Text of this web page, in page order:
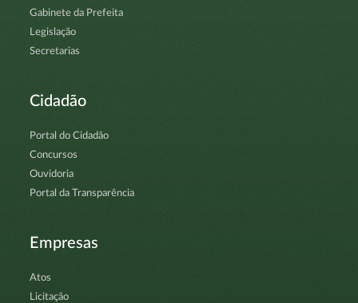
Gabinete da Prefeita
Legislação
Secretarias
Cidadão
Portal do Cidadão
Concursos
Ouvidoria
Portal da Transparência
Empresas
Atos
Licitação